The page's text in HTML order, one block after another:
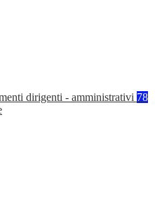
dirigenti - amministrativi 78